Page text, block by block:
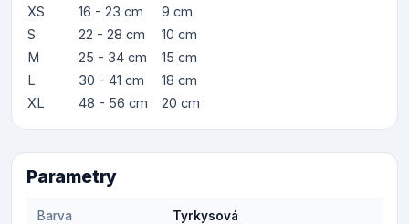
XS
16 - 23 cm
9 cm
S
22 - 28 cm
10 cm
M
25 - 34 cm
15 cm
L
30 - 41 cm
18 cm
XL
48 - 56 cm 20 cm
Parametry
Barva Tyrkysová